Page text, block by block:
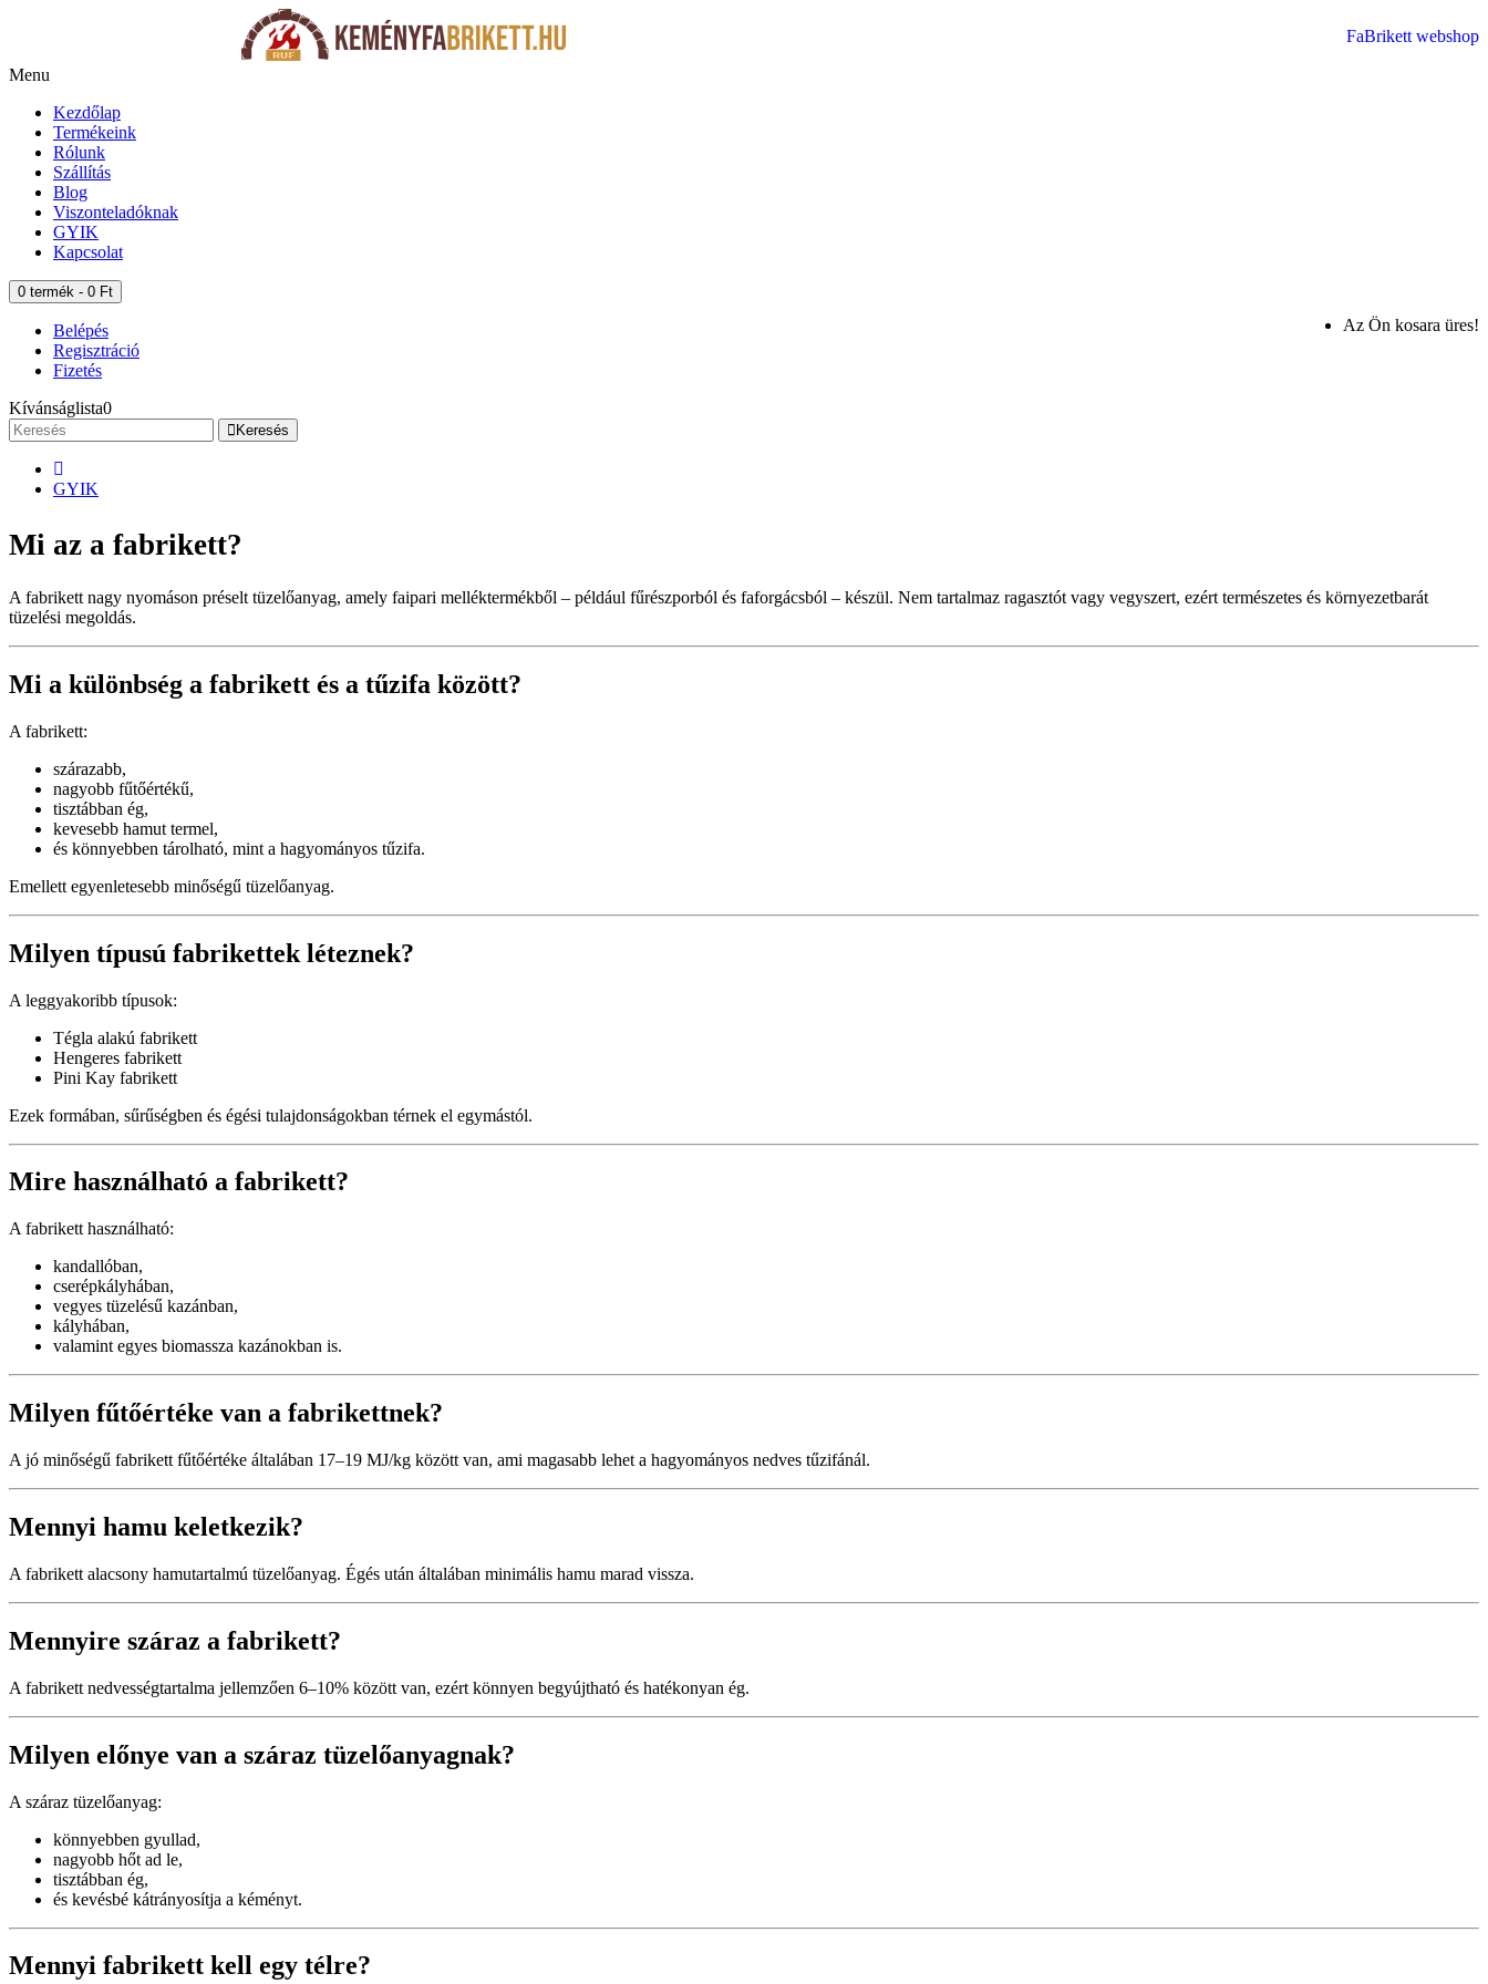
FaBrikett webshop
Menu
Kezdőlap
Termékeink
Rólunk
Szállítás
Blog
Viszonteladóknak
GYIK
Kapcsolat
0 termék - 0 Ft
Az Ön kosara üres!
Belépés
Regisztráció
Fizetés
Kívánságlista0
Keresés
GYIK
Mi az a fabrikett?
A fabrikett nagy nyomáson préselt tüzelőanyag, amely faipari melléktermékből – például fűrészporból és faforgácsból – készül. Nem tartalmaz ragasztót vagy vegyszert, ezért természetes és környezetbarát
tüzelési megoldás.
Mi a különbség a fabrikett és a tűzifa között?
A fabrikett:
szárazabb,
nagyobb fűtőértékű,
tisztábban ég,
kevesebb hamut termel,
és könnyebben tárolható, mint a hagyományos tűzifa.
Emellett egyenletesebb minőségű tüzelőanyag.
Milyen típusú fabrikettek léteznek?
A leggyakoribb típusok:
Tégla alakú fabrikett
Hengeres fabrikett
Pini Kay fabrikett
Ezek formában, sűrűségben és égési tulajdonságokban térnek el egymástól.
Mire használható a fabrikett?
A fabrikett használható:
kandallóban,
cserépkályhában,
vegyes tüzelésű kazánban,
kályhában,
valamint egyes biomassza kazánokban is.
Milyen fűtőértéke van a fabrikettnek?
A jó minőségű fabrikett fűtőértéke általában 17–19 MJ/kg között van, ami magasabb lehet a hagyományos nedves tűzifánál.
Mennyi hamu keletkezik?
A fabrikett alacsony hamutartalmú tüzelőanyag. Égés után általában minimális hamu marad vissza.
Mennyire száraz a fabrikett?
A fabrikett nedvességtartalma jellemzően 6–10% között van, ezért könnyen begyújtható és hatékonyan ég.
Milyen előnye van a száraz tüzelőanyagnak?
A száraz tüzelőanyag:
könnyebben gyullad,
nagyobb hőt ad le,
tisztábban ég,
és kevésbé kátrányosítja a kéményt.
Mennyi fabrikett kell egy télre?